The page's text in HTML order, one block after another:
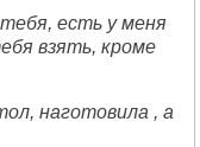
есть у меня
взять, кроме
наготовила , а